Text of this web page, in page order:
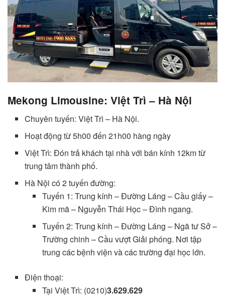
Mekong Limousine: Việt Trì – Hà Nội
Chuyên tuyến: Việt Trì – Hà Nội.
Hoạt động từ 5h00 đến 21h00 hàng ngày
Việt Trì: Đón trả khách tại nhà với bán kính 12km từ
trung tâm thành phố.
Hà Nội có 2 tuyến đường:
Tuyến 1: Trung kính – Đường Láng – Cầu giấy –
Kim mã – Nguyễn Thái Học – Đình ngang.
Tuyến 2: Trung kính – Đường Láng – Ngã tư Sở –
Trường chinh – Cầu vượt Giải phóng. Nơi tập
trung các bệnh viện và các trường đại học lớn.
Điện thoại:
Tại Việt Trì: (0210)3.629.629